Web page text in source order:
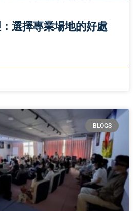
選擇專業場地的好處
BLOGS